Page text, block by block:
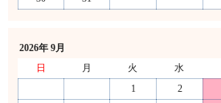
2026年 9月
日
月 火 水
1
2